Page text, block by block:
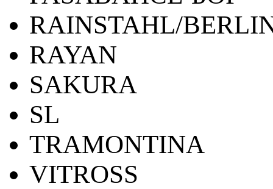
RAINSTAHL/
RAYAN
SAKURA
SL
TRAMONTINA
VITROSS